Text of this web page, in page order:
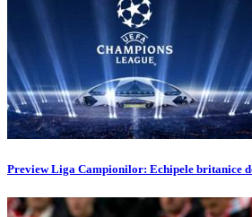
Preview Liga Campionilor: Echipele britanice